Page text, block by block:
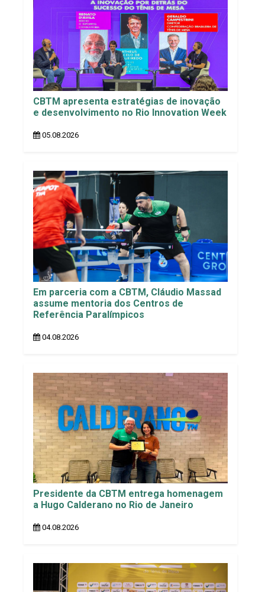
CBTM apresenta estratégias de inovação
e desenvolvimento no Rio Innovation Week
05.08.2026
Em parceria com a CBTM, Cláudio Massad
assume mentoria dos Centros de
Referência Paralímpicos
04.08.2026
Presidente da CBTM entrega homenagem
a Hugo Calderano no Rio de Janeiro
04.08.2026